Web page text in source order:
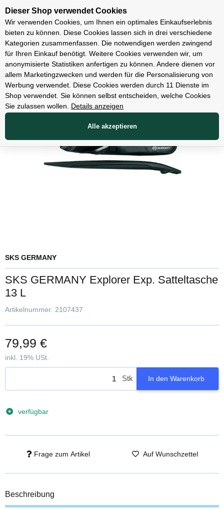
Unsere Filialen
Zubehör
SKS GERMANY
SKS GERMANY Explorer Exp. Satteltasche
13 L
Artikelnummer: 2107437
79,99 €
inkl. 19% USt.
Stk In den Warenkorb
verfügbar
Frage zum Artikel Auf Wunschzettel
Beschreibung
Dieser Shop verwendet Cookies
Wir verwenden Cookies, um Ihnen ein optimales Einkaufserlebnis
bieten zu können. Diese Cookies lassen sich in drei verschiedene
Kategorien zusammenfassen. Die notwendigen werden zwingend
für Ihren Einkauf benötigt. Weitere Cookies verwenden wir, um
anonymisierte Statistiken anfertigen zu können. Andere dienen vor
allem Marketingzwecken und werden für die Personalisierung von
Werbung verwendet. Diese Cookies werden durch 11 Dienste im
Shop verwendet. Sie können selbst entscheiden, welche Cookies
Sie zulassen wollen.
Details anzeigen
Alle akzeptieren